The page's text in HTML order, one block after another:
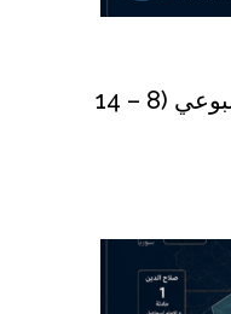
داعش في سوريا | الرصد الأسبوعي (8 – 14